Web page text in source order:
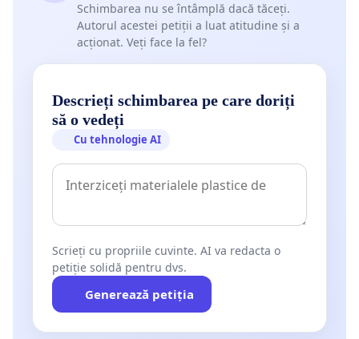
Schimbarea nu se întâmplă dacă tăceți.
Autorul acestei petiții a luat atitudine și a
acționat. Veți face la fel?
Descrieți schimbarea pe care doriți
să o vedeți
Cu tehnologie AI
Scrieți cu propriile cuvinte. AI va redacta o
petiție solidă pentru dvs.
Generează petiția